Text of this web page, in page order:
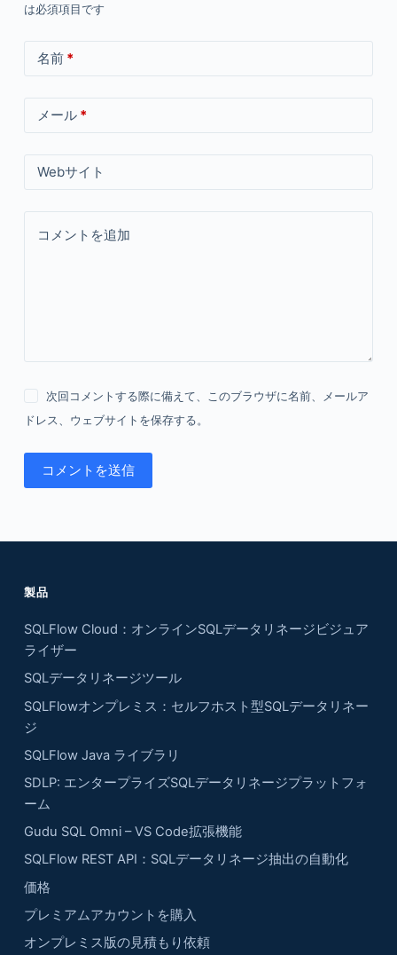
は必須項目です
名前*
メール*
Webサイト
コメントを追加
次回コメントする際に備えて、このブラウザに名前、メールア
ドレス、ウェブサイトを保存する。
コメントを送信
製品
SQLFlow Cloud：オンラインSQLデータリネージビジュア
ライザー
SQLデータリネージツール
SQLFlowオンプレミス：セルフホスト型SQLデータリネー
ジ
SQLFlow Java ライブラリ
SDLP: エンタープライズSQLデータリネージプラットフォ
ーム
Gudu SQL Omni – VS Code拡張機能
SQLFlow REST API：SQLデータリネージ抽出の自動化
価格
プレミアムアカウントを購入
オンプレミス版の見積もり依頼